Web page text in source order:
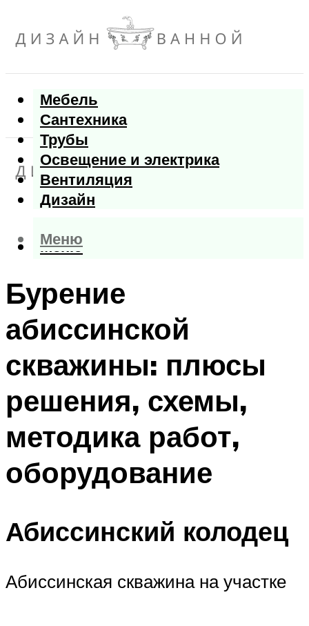
Мебель
Сантехника
Трубы
Освещение и электрика
Вентиляция
Дизайн
Меню
Меню
Бурение
абиссинской
скважины: плюсы
решения, схемы,
методика работ,
оборудование
Абиссинский колодец
Абиссинская скважина на участке